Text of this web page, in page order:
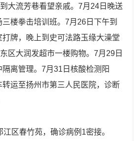
大流芳巷看望亲戚。7月24日晚送
楼拳击培训班。7月26日下午到
牌，晚上到史可法路玉缘大澡堂
区大润发超市一楼购物。7月29日
离管理。7月31日核酸检测阳
运至扬州市第三人民医院，诊断
区春竹苑，确诊病例1密接。